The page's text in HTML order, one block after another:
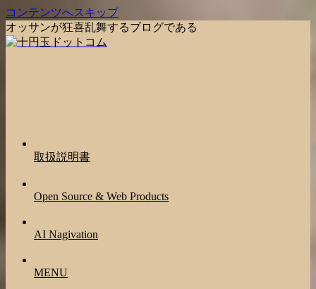
コンテンツへスキップ
オッサンが狂喜乱舞するブログである
取扱説明書
Open Source & Web Products
AI Nagivation
MENU